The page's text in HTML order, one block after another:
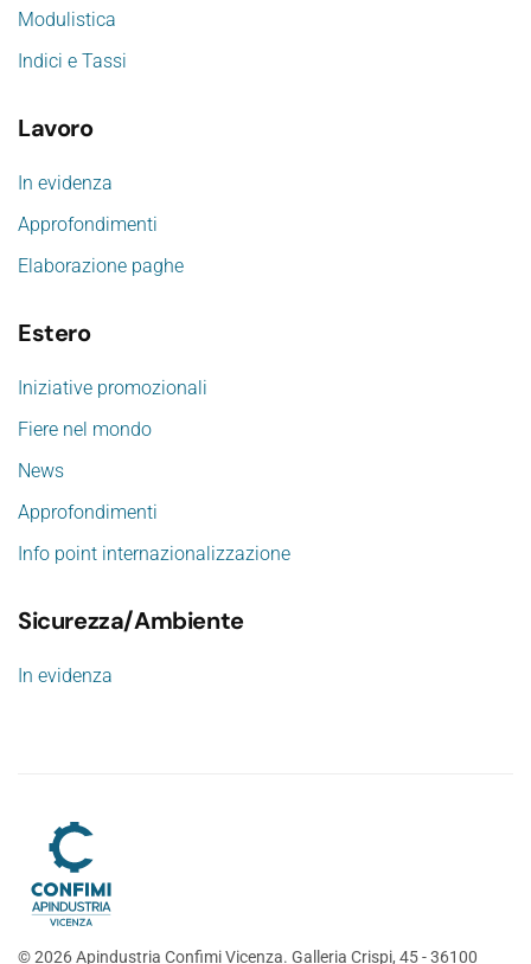
Modulistica
Indici e Tassi
Lavoro
In evidenza
Approfondimenti
Elaborazione paghe
Estero
Iniziative promozionali
Fiere nel mondo
News
Approfondimenti
Info point internazionalizzazione
Sicurezza/Ambiente
In evidenza
©2026Apindustria Confimi Vicenza. Galleria Crispi, 45 - 36100